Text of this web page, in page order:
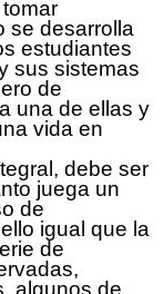
se desarrolla
estudiantes
sus sistemas
de
una de ellas y
vida en
debe ser
juega un
de
igual que la
de
algunos de